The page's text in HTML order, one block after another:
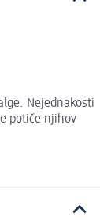
Nejednakosti
potiče njihov